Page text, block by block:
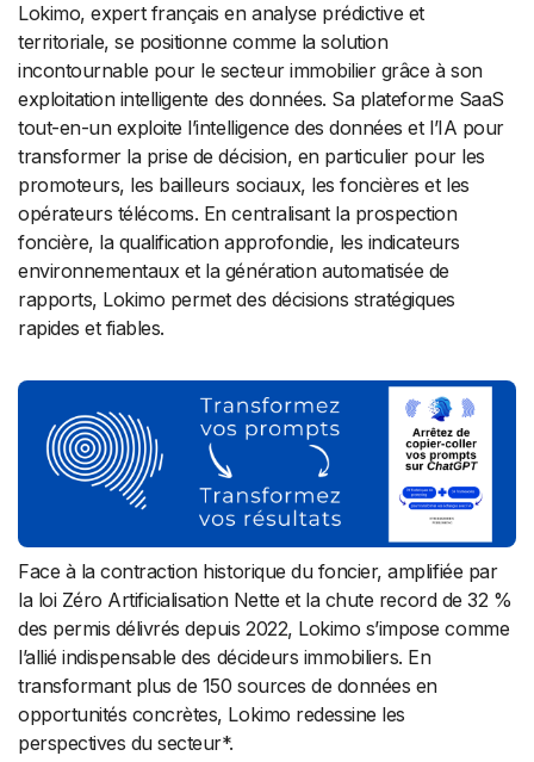
Lokimo, expert français en analyse prédictive et
territoriale, se positionne comme la solution
incontournable pour le secteur immobilier grâce à son
exploitation intelligente des données. Sa plateforme SaaS
tout-en-un exploite l’intelligence des données et l’IA pour
transformer la prise de décision, en particulier pour les
promoteurs, les bailleurs sociaux, les foncières et les
opérateurs télécoms. En centralisant la prospection
foncière, la qualification approfondie, les indicateurs
environnementaux et la génération automatisée de
rapports, Lokimo permet des décisions stratégiques
rapides et fiables.
Face à la contraction historique du foncier, amplifiée par
la loi Zéro Artificialisation Nette et la chute record de 32 %
des permis délivrés depuis 2022, Lokimo s’impose comme
l’allié indispensable des décideurs immobiliers. En
transformant plus de 150 sources de données en
opportunités concrètes, Lokimo redessine les
perspectives du secteur*.